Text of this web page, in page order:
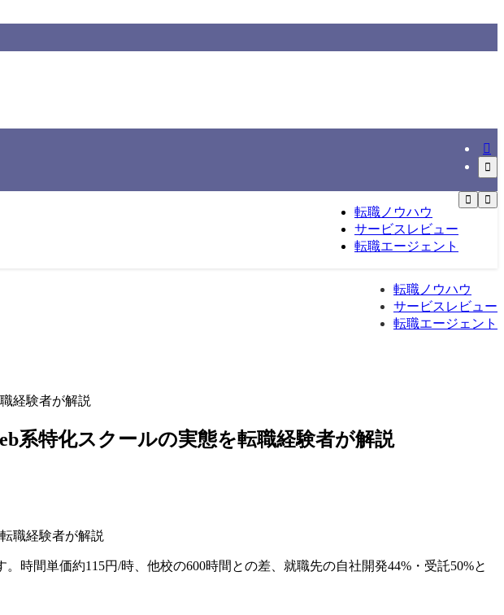
が、実際に使った一次情報をもとに整理する転職総合メディアです。
転職ノウハウ
サービスレビュー
転職エージェント
転職ノウハウ
サービスレビュー
転職エージェント
経験者が解説
系特化スクールの実態を転職経験者が解説
時間単価約115円/時、他校の600時間との差、就職先の自社開発44%・受託50%と